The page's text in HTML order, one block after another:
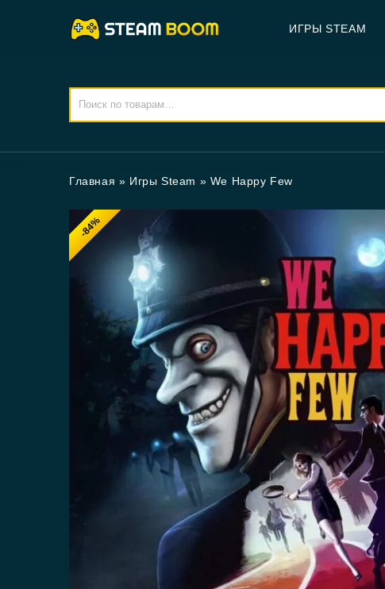
ИГРЫ STEAM
Главная » Игры Steam » We Happy Few
-84%